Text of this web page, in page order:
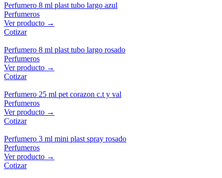
Perfumero 8 ml plast tubo largo azul
Perfumeros
Ver producto →
Cotizar
Perfumero 8 ml plast tubo largo rosado
Perfumeros
Ver producto →
Cotizar
Perfumero 25 ml pet corazon c.t y val
Perfumeros
Ver producto →
Cotizar
Perfumero 3 ml mini plast spray rosado
Perfumeros
Ver producto →
Cotizar